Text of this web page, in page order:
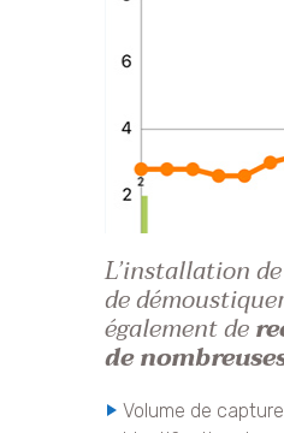
L’installation
de
également de
de
Volume de capture